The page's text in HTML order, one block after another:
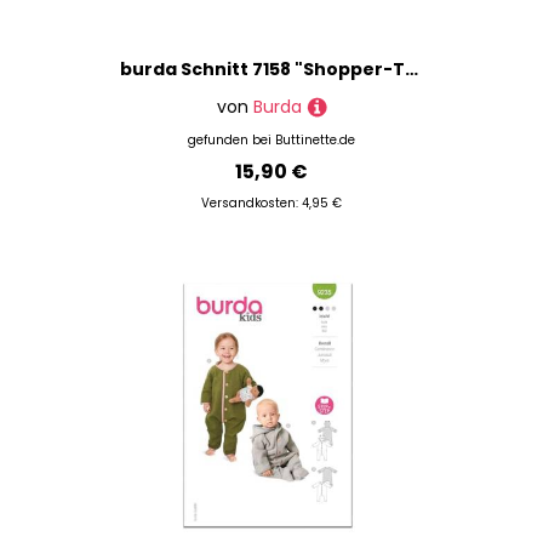
burda Schnitt 7158 "Shopper-Taschen"
von Burda
gefunden bei Buttinette.de
15,90 €
Versandkosten: 4,95 €